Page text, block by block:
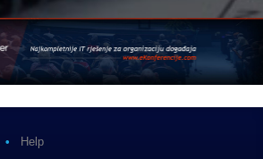
• Help